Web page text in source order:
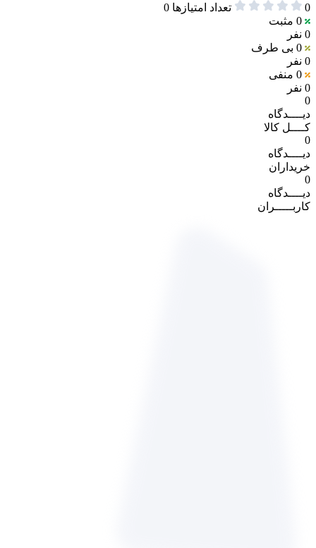
0 تعداد امتیازها 0
0 مثبت
0 نفر
0 بی طرف
0 نفر
0 منفی
0 نفر
0
دیــــدگاه
کــــل کالا
0
دیــــدگاه
خریداران
0
دیــــدگاه
کاربـــــران